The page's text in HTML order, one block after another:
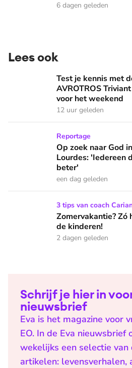
6 dagen geleden
Lees ook
Test je kennis met de nieuwe
Test je kennis met
AVROTROS
voor het weekend
12 uur geleden
Op zoek naar God in
Reportage
Op zoek naar God
Lourdes: 'Iedereen
beter'
een dag geleden
Zomervakantie? Zó houd je het
3 tips van coach
Zomervakantie? Zó
de kinderen!
2 dagen geleden
Schrijf je hier in
nieuwsbrief
Eva is het magazine voor
EO. In de Eva nieuwsbrief
wekelijks een selectie van
artikelen: levensverhalen,